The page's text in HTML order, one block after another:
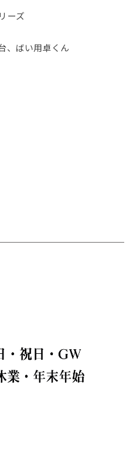
ーズ
、ばい用卓くん